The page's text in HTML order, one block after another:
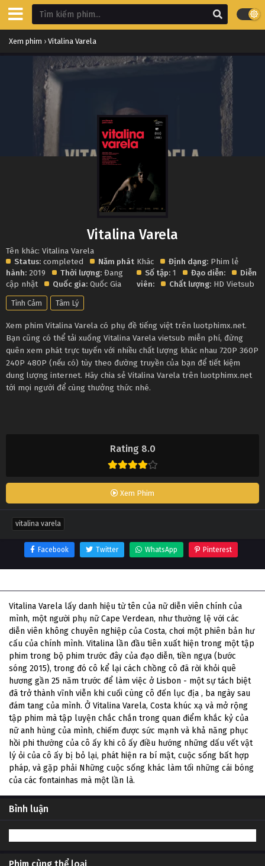
Xem phim › Vitalina Varela
Rating 8.0
Xem Phim
Vitalina Varela
Tên khác: Vitalina Varela
Status: completed
Năm phát
hành: 2019 Thời lượng: Đang
cập nhật
Quốc gia: Quốc Gia
Khác Định dạng: Phim lẻ
Số tập: 1 Đạo diễn:
Diễn
viên:
Chất lượng: HD Vietsub
Tình Cảm Tâm Lý
Xem phim Vitalina Varela có phụ đề tiếng việt trên luotphimx.net.
Bạn cũng có thể tải xuống Vitalina Varela vietsub miễn phí, đừng
quên xem phát trực tuyến với nhiều chất lượng khác nhau 720P 360P
240P 480P (nếu có) tùy theo đường truyền của bạn để tiết kiệm
dung lượng internet. Hãy chia sẻ Vitalina Varela trên luotphimx.net
tới mọi người để cùng thưởng thức nhé.
vitalina varela
Facebook Twitter WhatsApp Pinterest
Vitalina Varela lấy danh hiệu từ tên của nữ diễn viên chính của
mình, một người phụ nữ Cape Verdean, như thường lệ với các
diễn viên không chuyên nghiệp của Costa, chơi một phiên bản hư
cấu của chính mình. Vitalina lần đầu tiên xuất hiện trong một tập
phim trong bộ phim trước đây của đạo diễn, tiền ngựa (bước
sóng 2015), trong đó cô kể lại cách chồng cô đã rời khỏi quê
hương gần 25 năm trước để làm việc ở Lisbon - một sự tách biệt
đã trở thành vĩnh viễn khi cuối cùng cô đến lục địa , ba ngày sau
đám tang của mình. Ở Vitalina Varela, Costa khúc xạ và mở rộng
tập phim mà tập luyện chắc chắn trong quan điểm khắc kỷ của
nữ anh hùng của mình, chiếm được sức mạnh và khả năng phục
hồi phi thường của cô ấy khi cô ấy điều hướng những dấu vết vật
lý ỏi của cô ấy bị bỏ lại, phát hiện ra bí mật, cuộc sống bất hợp
pháp, và gặp phải Những cuộc sống khác làm tối những cái bóng
của các fontainhas mà một lần là.
Bình luận